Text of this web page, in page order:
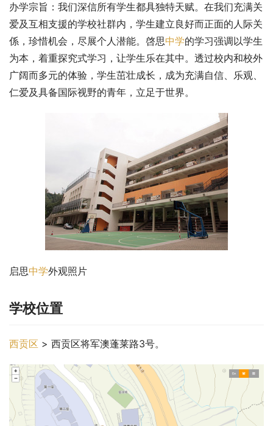
办学宗旨：我们深信所有学生都具独特天赋。在我们充满关
爱及互相支援的学校社群内，学生建立良好而正面的人际关
係，珍惜机会，尽展个人潜能。啓思中学的学习强调以学生
为本，着重探究式学习，让学生乐在其中。透过校内和校外
广阔而多元的体验，学生茁壮成长，成为充满自信、乐观、
仁爱及具备国际视野的青年，立足于世界。
启思中学外观照片
学校位置
西贡区 > 西贡区将军澳蓬莱路3号。